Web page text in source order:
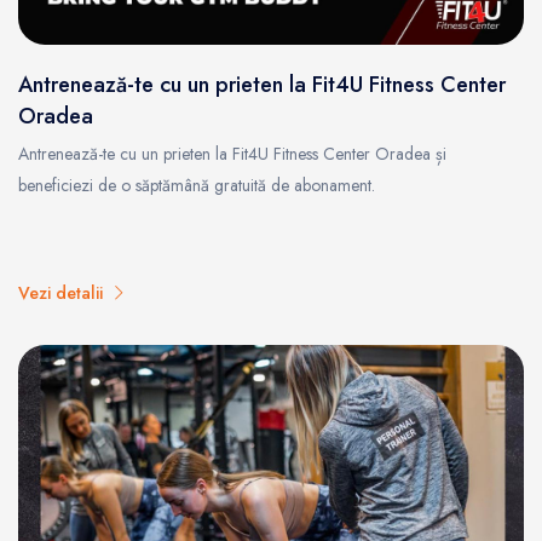
Antrenează-te cu un prieten la Fit4U Fitness Center
Oradea
Antrenează-te cu un prieten la Fit4U Fitness Center Oradea și
beneficiezi de o săptămână gratuită de abonament.
Vezi detalii